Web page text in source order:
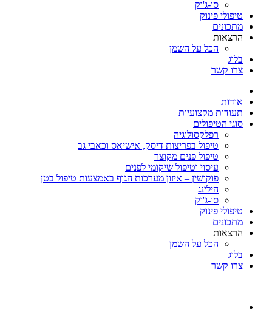
סו-ג'וק
טיפולי פינוק
מתכונים
הרצאות
הכל על השמן
בלוג
צרו קשר
אודות
תעודות מקצועיות
סוגי הטיפולים
רפלקסולוגיה
טיפול בפריצות דיסק, אישיאס וכאבי גב
טיפול פנים מקוצר
עיסוי וטיפול שיקומי לפנים
פוקושין – איזון מערכות הגוף באמצעות טיפול בטן
הילינג
סו-ג'וק
טיפולי פינוק
מתכונים
הרצאות
הכל על השמן
בלוג
צרו קשר